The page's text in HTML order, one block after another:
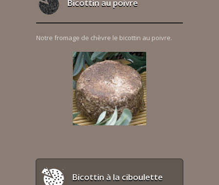
Bicottin au poivre
Notre fromage de chèvre le bicottin au poivre.
Bicottin à la ciboulette